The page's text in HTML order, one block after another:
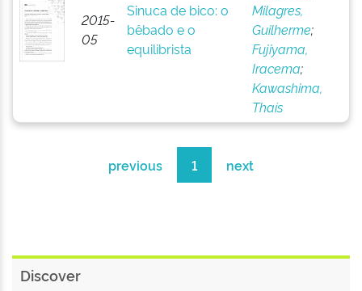
2015-
05
Sinuca de bico: o
bêbado e o
equilibrista
Milagres,
Guilherme;
Fujiyama,
Iracema;
Kawashima,
Thaís
previous 1 next
Discover